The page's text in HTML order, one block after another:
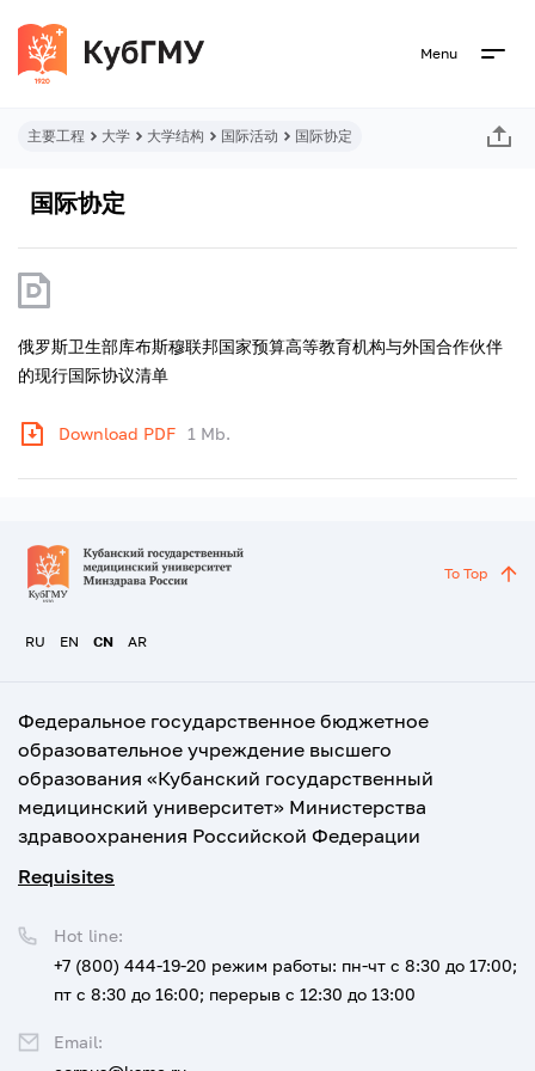
Menu
主要工程 大学 大学结构 国际活动 国际协定
国际协定
俄罗斯卫生部库布斯穆联邦国家预算高等教育机构与外国合作伙伴
的现行国际协议清单
Download PDF 1 Mb.
RU EN CN AR
To Top
Федеральное государственное бюджетное
образовательное учреждение высшего
образования «Кубанский государственный
медицинский университет» Министерства
здравоохранения Российской Федерации
Requisites
Hot line:
+7 (800) 444-19-20 режим работы: пн-чт с 8:30 до 17:00;
пт с 8:30 до 16:00; перерыв с 12:30 до 13:00
Email: